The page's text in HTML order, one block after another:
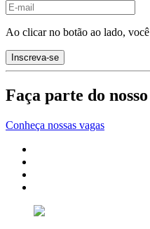
Ao clicar no botão ao lado,
Faça parte do
Conheça nossas vagas